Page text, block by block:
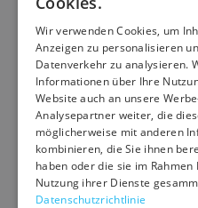
Wir verwenden Cookies, um
Anzeigen zu personalisieren
Datenverkehr zu analysieren.
Informationen über Ihre
Website auch an unsere
Analysepartner weiter, die
möglicherweise mit anderen
kombinieren, die Sie ihnen
haben oder die sie im Rahmen
Nutzung ihrer Dienste
Datenschutzrichtlinie